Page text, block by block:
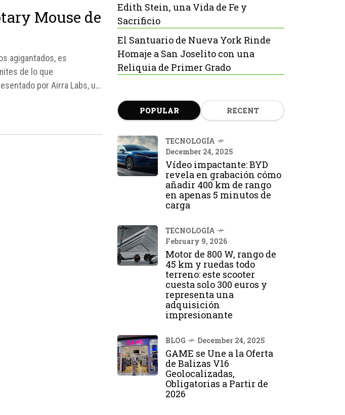
Mouse de
agigantados, es
de lo que
por Airra Labs, un
Edith Stein, una Vida de Fe y
Sacrificio
El Santuario de Nueva York Rinde
Homaje a San Joselito con una
Reliquia de Primer Grado
POPULAR RECENT
TECNOLOGÍA
December 24, 2025
Vídeo impactante: BYD
revela en grabación cómo
añadir 400 km de rango
en apenas 5 minutos de
carga
TECNOLOGÍA
February 9, 2026
Motor de 800 W, rango de
45 km y ruedas todo
terreno: este scooter
cuesta solo 300 euros y
representa una
adquisición
impresionante
BLOG December 24, 2025
GAME se Une a la Oferta
de Balizas V16
Geolocalizadas,
Obligatorias a Partir de
2026